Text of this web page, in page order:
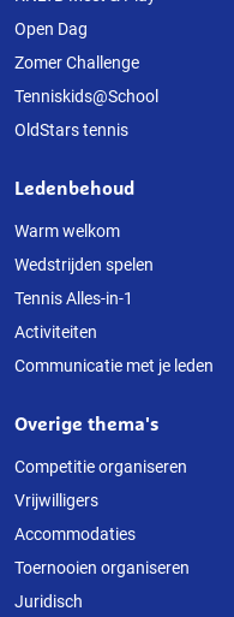
website
Open Dag
Zomer Challenge
Tenniskids@School
OldStars tennis
Ledenbehoud
Warm welkom
Wedstrijden spelen
Tennis Alles-in-1
Activiteiten
Communicatie met je leden
Overige thema's
Competitie organiseren
Vrijwilligers
Accommodaties
Toernooien organiseren
Juridisch